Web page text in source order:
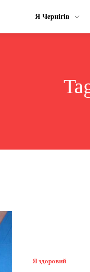
Я Чернігів
Я здоровий